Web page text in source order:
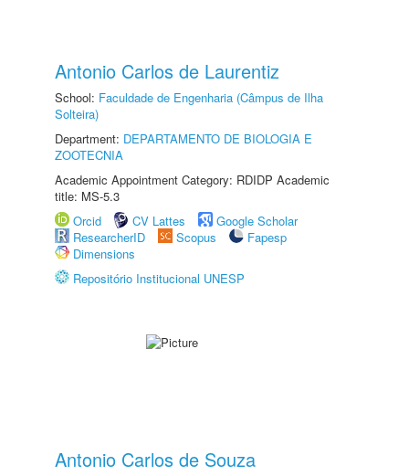
Antonio Carlos de Laurentiz
School: Faculdade de Engenharia (Câmpus de Ilha
Solteira)
Department: DEPARTAMENTO DE BIOLOGIA E
ZOOTECNIA
Academic Appointment Category: RDIDP Academic
title: MS-5.3
Orcid
CV Lattes
Google Scholar
ResearcherID
Scopus
Fapesp
Dimensions
Repositório Institucional UNESP
Antonio Carlos de Souza